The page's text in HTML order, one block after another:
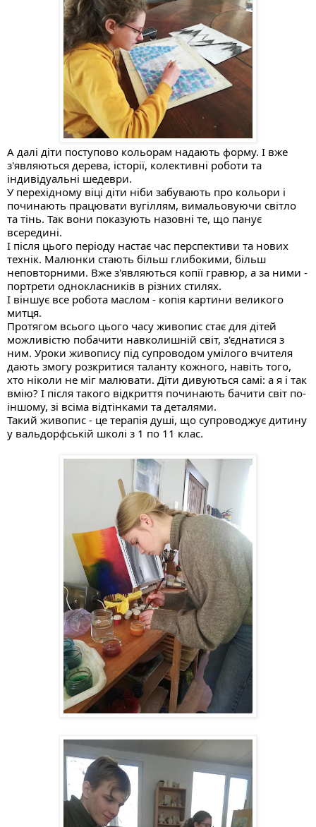
А далі діти поступово кольорам надають форму. І вже
з'являються дерева, історії, колективні роботи та
індивідуальні шедеври.
У перехідному віці діти ніби забувають про кольори і
починають працювати вугіллям, вимальовуючи світло
та тінь. Так вони показують назовні те, що панує
всередині.
І після цього періоду настає час перспективи та нових
технік. Малюнки стають більш глибокими, більш
неповторними. Вже з'являються копії гравюр, а за ними -
портрети однокласників в різних стилях.
І віншує все робота маслом - копія картини великого
митця.
Протягом всього цього часу живопис стає для дітей
можливістю побачити навколишній світ, з'єднатися з
ним. Уроки живопису під супроводом умілого вчителя
дають змогу розкритися таланту кожного, навіть того,
хто ніколи не міг малювати. Діти дивуються самі: а я і так
вмію? І після такого відкриття починають бачити світ по-
іншому, зі всіма відтінками та деталями.
Такий живопис - це терапія душі, що супроводжує дитину
у вальдорфській школі з 1 по 11 клас.